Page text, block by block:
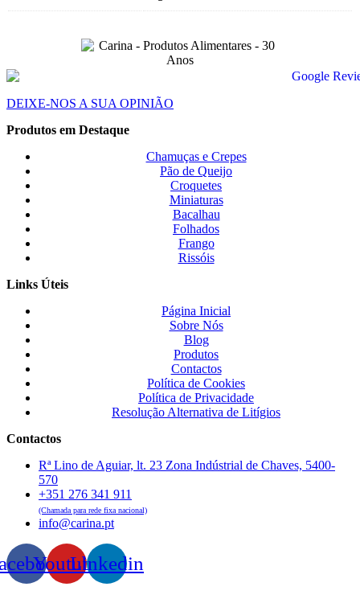
DEIXE-NOS A SUA OPINIÃO
Produtos em Destaque
Chamuças e Crepes
Pão de Queijo
Croquetes
Miniaturas
Bacalhau
Folhados
Frango
Rissóis
Links Úteis
Página Inicial
Sobre Nós
Blog
Produtos
Contactos
Política de Cookies
Política de Privacidade
Resolução Alternativa de Litígios
Contactos
Rª Lino de Aguiar, lt. 23 Zona Indústrial de Chaves, 5400-
570
+351 276 341 911
(Chamada para rede fixa nacional)
info@carina.pt
YoutubeLinkedin